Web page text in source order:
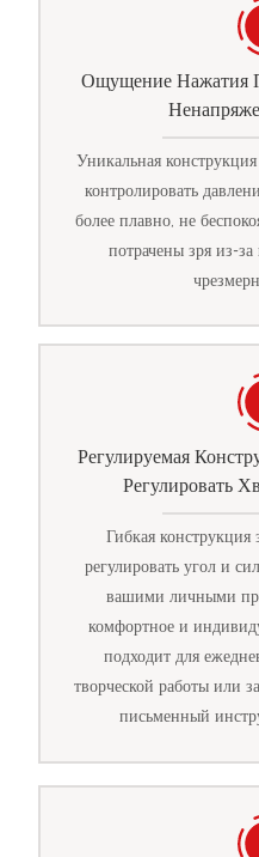
Ощущение Нажатия
Уникальная
контролировать
более плавно, не
потрачены зря из-
Регулируемая
Регулировать
Гибкая конструкция
регулировать угол и
вашими личными
комфортное и
подходит для
творческой работы или
письменный